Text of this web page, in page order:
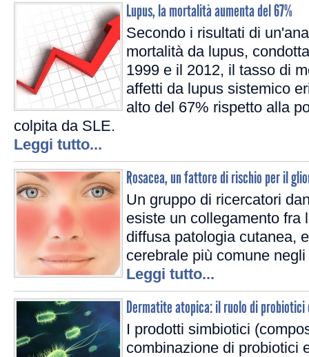
Lupus, la mortalità aumenta del 67%
Secondo i risultati di
mortalità da lupus,
1999 e il 2012, il tasso di
affetti da lupus sistemico
alto del 67% rispetto alla
colpita da SLE.
Leggi tutto...
Rosacea, un fattore di rischio per il
Un gruppo di ricercatori
esiste un collegamento fra
diffusa patologia cutanea,
cerebrale più comune
Leggi tutto...
Dermatite atopica: il ruolo di
I prodotti simbiotici
combinazione di probiotici